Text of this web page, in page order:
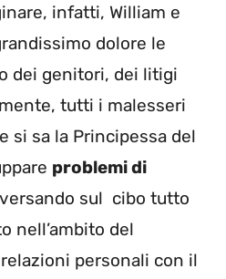
infatti, William e
dolore le
dei genitori, dei litigi
tutti i malesseri
si sa la Principessa del
problemi di
sul cibo tutto
nell’ambito del
personali con il